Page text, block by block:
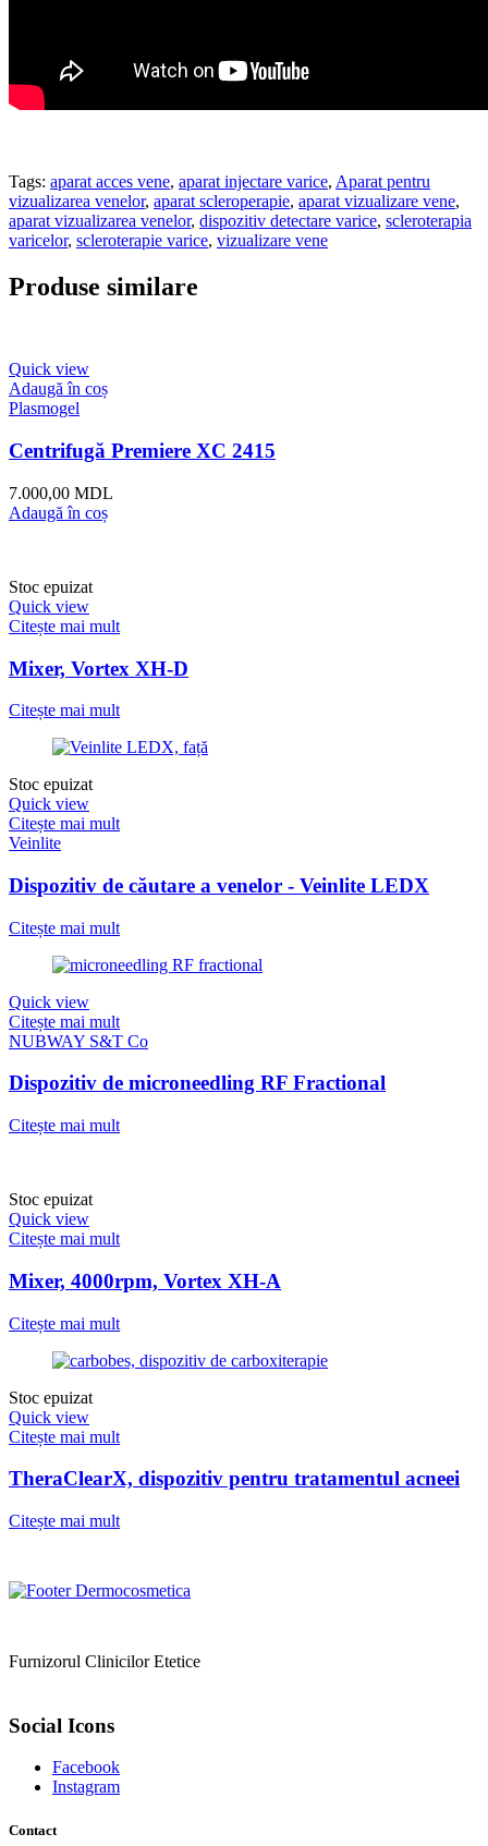
Tags: aparat acces vene, aparat injectare varice, Aparat pentru
vizualizarea venelor, aparat scleroperapie, aparat vizualizare vene,
aparat vizualizarea venelor, dispozitiv detectare varice, scleroterapia
varicelor, scleroterapie varice, vizualizare vene
Produse similare
Quick view
Adaugă în coș
Plasmogel
Centrifugă Premiere XC 2415
7.000,00 MDL
Adaugă în coș
Stoc epuizat
Quick view
Citește mai mult
Mixer, Vortex XH-D
Citește mai mult
Stoc epuizat
Quick view
Citește mai mult
Veinlite
Dispozitiv de căutare a venelor - Veinlite LEDX
Citește mai mult
Quick view
Citește mai mult
NUBWAY S&T Co
Dispozitiv de microneedling RF Fractional
Citește mai mult
Stoc epuizat
Quick view
Citește mai mult
Mixer, 4000rpm, Vortex XH-A
Citește mai mult
Stoc epuizat
Quick view
Citește mai mult
TheraClearX, dispozitiv pentru tratamentul acneei
Citește mai mult
Furnizorul Clinicilor Etetice
Social Icons
Facebook
Instagram
Contact